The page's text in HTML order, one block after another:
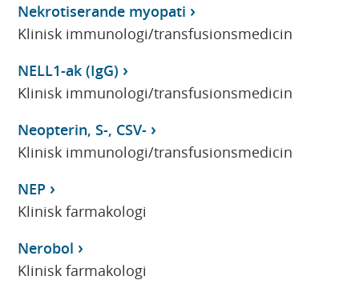
Nekrotiserande myopati
Klinisk immunologi/transfusionsmedicin
NELL1-ak (IgG)
Klinisk immunologi/transfusionsmedicin
Neopterin, S-, CSV-
Klinisk immunologi/transfusionsmedicin
NEP
Klinisk farmakologi
Nerobol
Klinisk farmakologi